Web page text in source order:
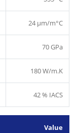
24 µm/m°C
70 GPa
180 W/m.K
42 % IACS
Value